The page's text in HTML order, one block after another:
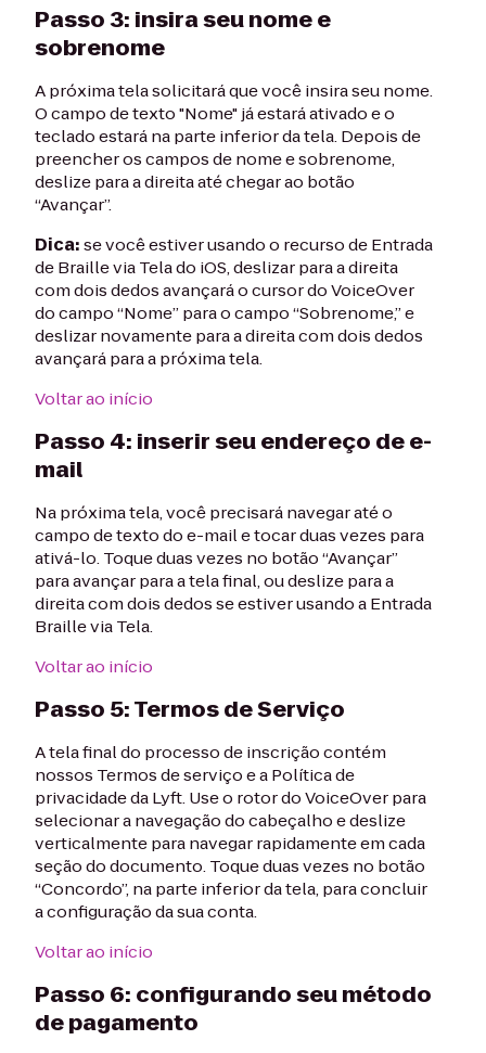
Passo 3: insira seu nome e
sobrenome
A próxima tela solicitará que você insira seu nome.
O campo de texto "Nome" já estará ativado e o
teclado estará na parte inferior da tela. Depois de
preencher os campos de nome e sobrenome,
deslize para a direita até chegar ao botão
“Avançar”.
Dica:se você estiver usando o recurso de Entrada
de Braille via Tela do iOS, deslizar para a direita
com dois dedos avançará o cursor do VoiceOver
do campo “Nome” para o campo “Sobrenome,” e
deslizar novamente para a direita com dois dedos
avançará para a próxima tela.
Voltar ao início
Passo 4: inserir seu endereço de e-
mail
Na próxima tela, você precisará navegar até o
campo de texto do e-mail e tocar duas vezes para
ativá-lo. Toque duas vezes no botão “Avançar”
para avançar para a tela final, ou deslize para a
direita com dois dedos se estiver usando a Entrada
Braille via Tela.
Voltar ao início
Passo 5: Termos de Serviço
A tela final do processo de inscrição contém
nossos Termos de serviço e a Política de
privacidade da Lyft. Use o rotor do VoiceOver para
selecionar a navegação do cabeçalho e deslize
verticalmente para navegar rapidamente em cada
seção do documento. Toque duas vezes no botão
“Concordo”, na parte inferior da tela, para concluir
a configuração da sua conta.
Voltar ao início
Passo 6: configurando seu método
de pagamento